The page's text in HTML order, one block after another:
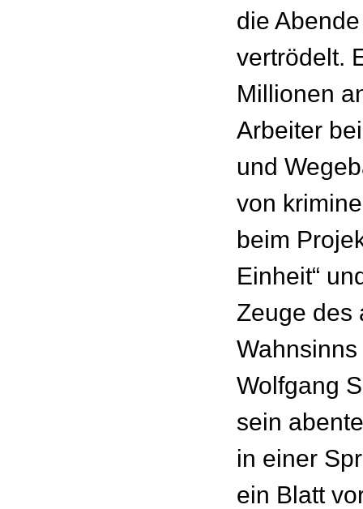
die
vertrödelt.
Millionen
Arbeiter
und
von
beim
Einheit“
Zeuge des
Wolfgang
sein
in einer
ein Blatt